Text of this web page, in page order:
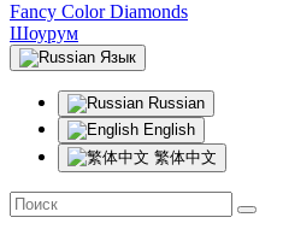
Fancy Color Diamonds
Шоурум
Язык
Russian
English
繁体中文